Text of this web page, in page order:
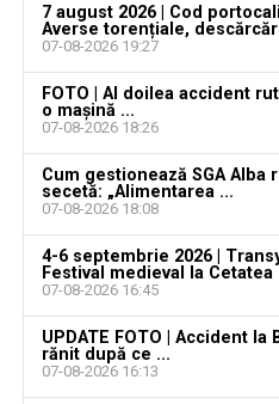
august 2026. AJOFM
vacante
Locuri de muncă în
august 2026. AJOFM
vacante
Locuri de muncă în
2026. AJOFM Alba a
vacante
Bărbat de 30 de ani din
7 august 2026 | Cod
Averse torențiale,
07-08-2026 19:27
FOTO | Al doilea accident
o mașină ...
07-08-2026 18:26
Cum gestionează SGA
secetă: „Alimentarea ...
07-08-2026 18:08
4-6 septembrie 2026 |
Festival medieval la Cetatea
07-08-2026 16:45
UPDATE FOTO | Accident
rănit după ce ...
07-08-2026 16:13